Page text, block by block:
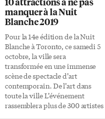
sorti en novembre 2018, signe le
retour de l’artiste après 4 ans
d’une tournée mondiale pour
son album de chansons
originales Recto Verso, sorti en
2013. Elle chantera à […]
manquer à la Nuit
Blanche 2019
Pour la 14e édition de la Nuit
Blanche à Toronto, ce samedi 5
octobre, la ville sera
transformée en une immense
scène de spectacle d’art
contemporain. De l’art dans
toute la ville L’événement
rassemblera plus de 300 artistes